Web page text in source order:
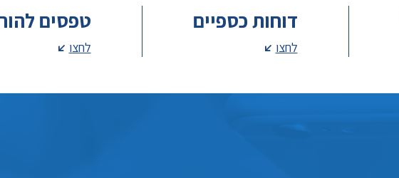
דוחות כספיים
לחצו
טפסים
לחצו